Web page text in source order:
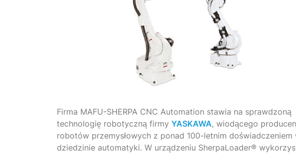
Firma MAFU-SHERPA CNC Automation stawia na sprawdzoną
technologię robotyczną firmy YASKAWA, wiodącego
robotów przemysłowych z ponad 100-letnim doświadczeniem
dziedzinie automatyki. W urządzeniu SherpaLoader®